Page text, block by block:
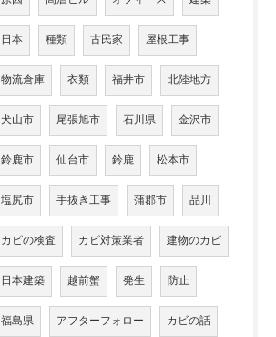
日本 種類 古民家 屋根工事
物流倉庫 衣類 福井市 北陸地方
犬山市 尾張旭市 石川県 金沢市
鈴鹿市 仙台市 鈴鹿 松本市
塩尻市 手抜き工事 蒲郡市 品川
カビの検査 カビ対策業者 建物のカビ
日本建築 越前蟹 発生 防止
福島県 アフターフォロー カビの話